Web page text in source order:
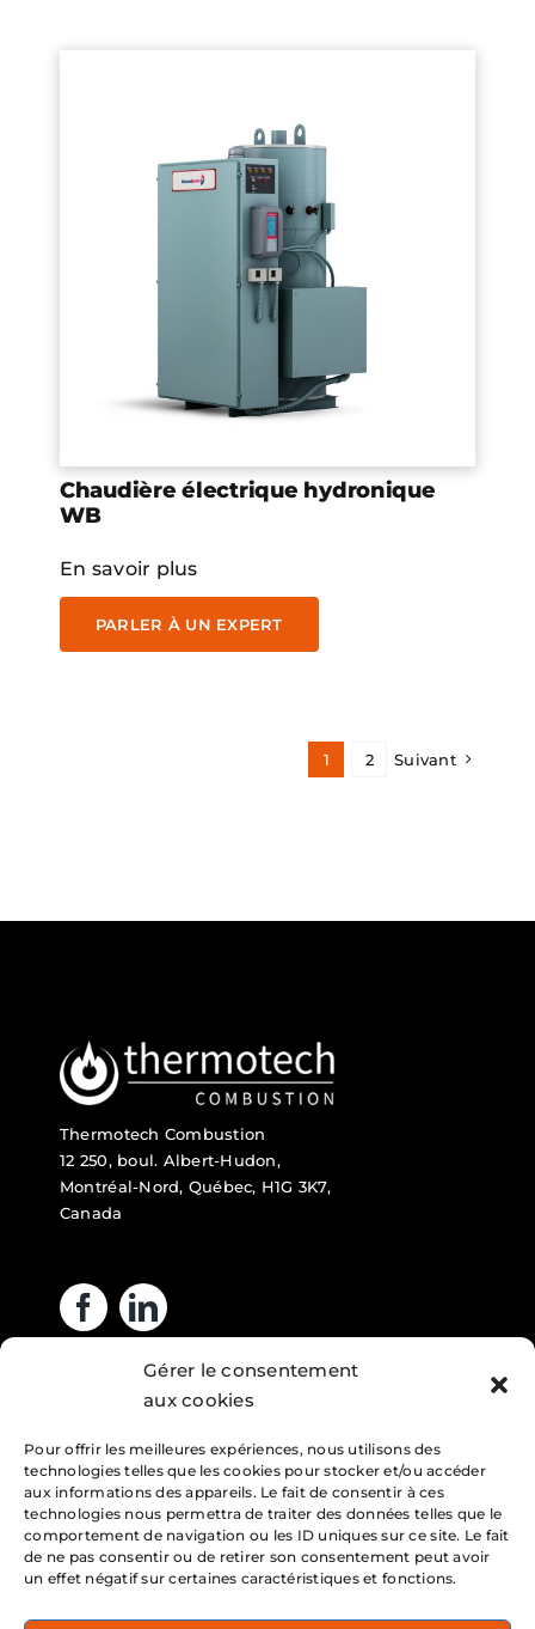
Gérer le consentement
aux cookies
Pour offrir les meilleures expériences, nous utilisons des
technologies telles que les cookies pour stocker et/ou accéder
aux informations des appareils. Le fait de consentir à ces
technologies nous permettra de traiter des données telles que le
comportement de navigation ou les ID uniques sur ce site. Le fait
de ne pas consentir ou de retirer son consentement peut avoir
un effet négatif sur certaines caractéristiques et fonctions.
Chaudière électrique hydronique
WB
En savoir plus
PARLER À UN EXPERT
1 2 Suivant
Thermotech Combustion
12 250, boul. Albert-Hudon,
Montréal-Nord, Québec, H1G 3K7,
Canada
Heures d’ouverture
Lundi : 7h – 16h
Mardi : 7h – 16h
Mercredi : 7h – 16h
Jeudi : 7h – 16h